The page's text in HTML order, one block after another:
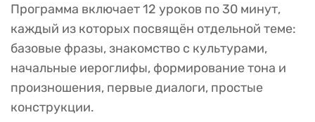
Программа включает 12 уроков по 30 минут,
каждый из которых посвящён отдельной теме:
базовые фразы, знакомство с культурами,
начальные иероглифы, формирование тона и
произношения, первые диалоги, простые
конструкции.